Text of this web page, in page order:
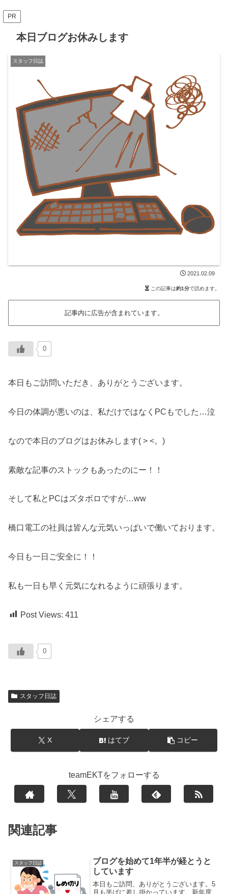
PR
本日ブログお休みします
スタッフ日誌
2021.02.09
この記事は約1分で読めます。
記事内に広告が含まれています。
0
本日もご訪問いただき、ありがとうございます。
今日の体調が悪いのは、私だけではなくPCもでした…泣
なので本日のブログはお休みします( > <。)
素敵な記事のストックもあったのにー！！
そして私とPCはズタボロですが…ww
橋口電工の社員は皆んな元気いっぱいで働いております。
今日も一日ご安全に！！
私も一日も早く元気になれるように頑張ります。
Post Views: 411
0
スタッフ日誌
シェアする
X はてブ コピー
teamEKTをフォローする
関連記事
スタッフ日誌
ブログを始めて1年半が経とうと
しています
本日もご訪問、ありがとうございます。5
月も半ばに差し掛かっています。新年度